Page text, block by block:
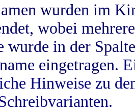
wurden im
wobei
wurde in der
eingetragen.
Hinweise zu